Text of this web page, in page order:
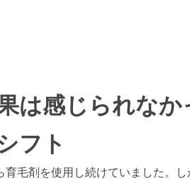
は感じられなか
フト
毛剤を使用し続けていました。